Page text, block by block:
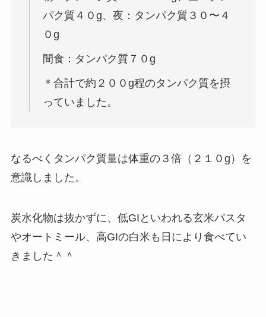
パク質４０g、夜：タンパク質３０〜４
０g
間食：タンパク質７０g
＊合計で約２００g程のタンパク質を摂
っていました。
なるべくタンパク質量は体重の３倍（２１０g）を
意識しました。
炭水化物は抜かずに、低GIといわれる玄米パスタ
やオートミール、高GIの白米も日により食べてい
きました＾＾